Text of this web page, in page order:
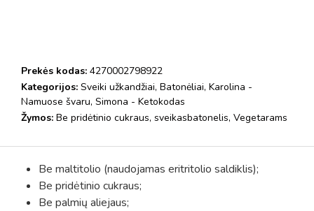
Prekės kodas: 4270002798922
Kategorijos: Sveiki užkandžiai, Batonėliai, Karolina -
Namuose švaru, Simona - Ketokodas
Žymos: Be pridėtinio cukraus, sveikasbatonelis, Vegetarams
Be maltitolio (naudojamas eritritolio saldiklis);
Be pridėtinio cukraus;
Be palmių aliejaus;